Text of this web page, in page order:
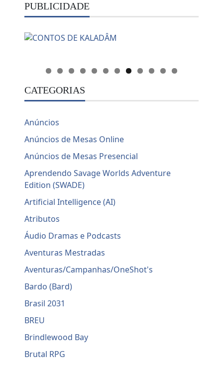
PUBLICIDADE
CATEGORIAS
Anúncios
Anúncios de Mesas Online
Anúncios de Mesas Presencial
Aprendendo Savage Worlds Adventure
Edition (SWADE)
Artificial Intelligence (AI)
Atributos
Áudio Dramas e Podcasts
Aventuras Mestradas
Aventuras/Campanhas/OneShot's
Bardo (Bard)
Brasil 2031
BREU
Brindlewood Bay
Brutal RPG